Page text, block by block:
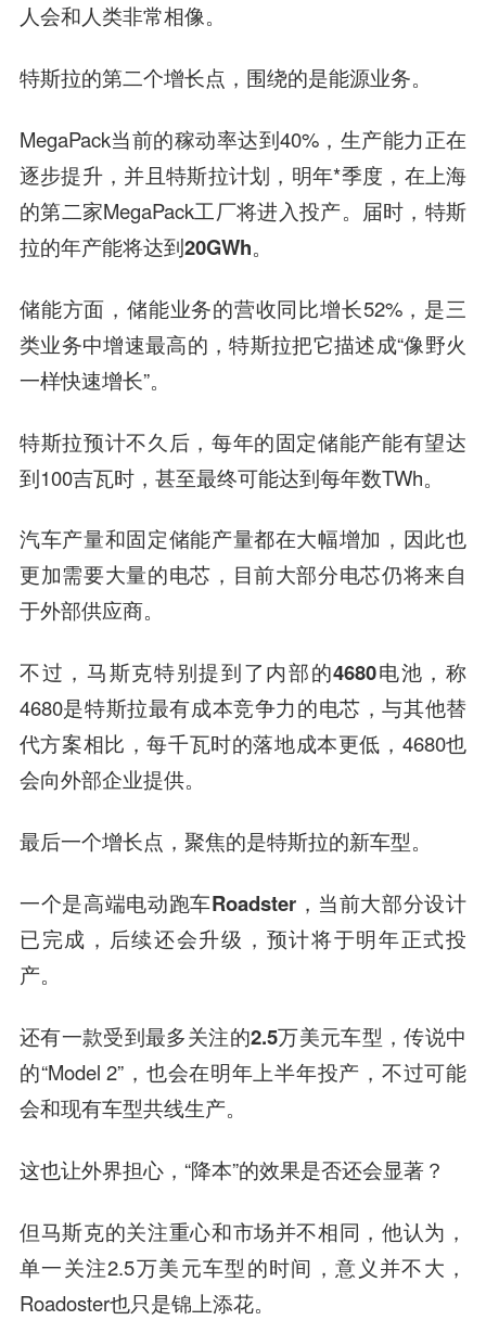
人会和人类非常相像。
特斯拉的第二个增长点，围绕的是能源业务。
MegaPack当前的稼动率达到40%，生产能力正在
逐步提升，并且特斯拉计划，明年*季度，在上海
的第二家MegaPack工厂将进入投产。届时，特斯
拉的年产能将达到20GWh。
储能方面，储能业务的营收同比增长52%，是三
类业务中增速最高的，特斯拉把它描述成“像野火
一样快速增长”。
特斯拉预计不久后，每年的固定储能产能有望达
到100吉瓦时，甚至最终可能达到每年数TWh。
汽车产量和固定储能产量都在大幅增加，因此也
更加需要大量的电芯，目前大部分电芯仍将来自
于外部供应商。
不过，马斯克特别提到了内部的4680电池 ，称
4680是特斯拉最有成本竞争力的电芯，与其他替
代方案相比，每千瓦时的落地成本更低，4680也
会向外部企业提供。
最后一个增长点，聚焦的是特斯拉的新车型。
一个是高端电动跑车Roadster，当前大部分设计
已完成，后续还会升级，预计将于明年正式投
产。
还有一款受到最多关注的2.5万美元车型 ，传说中
的“Model 2”，也会在明年上半年投产，不过可能
会和现有车型共线生产。
这也让外界担心，“降本”的效果是否还会显著？
但马斯克的关注重心和市场并不相同，他认为，
单一关注2.5万美元车型的时间，意义并不大，
Roadoster也只是锦上添花。